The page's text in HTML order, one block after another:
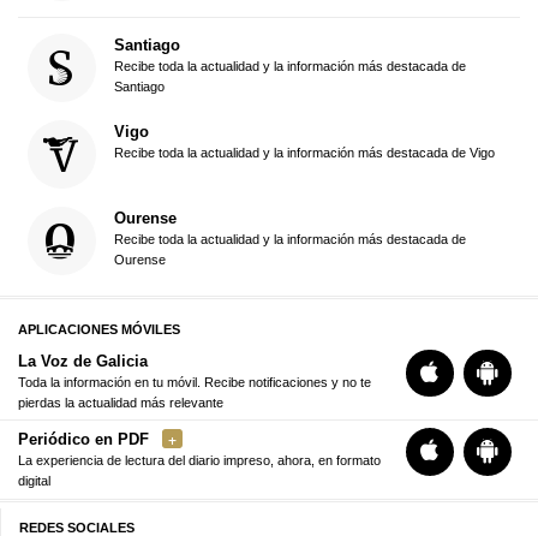
Santiago
Recibe toda la actualidad y la información más destacada de
Santiago
Vigo
Recibe toda la actualidad y la información más destacada de Vigo
Ourense
Recibe toda la actualidad y la información más destacada de
Ourense
APLICACIONES MÓVILES
La Voz de Galicia
Toda la información en tu móvil. Recibe notificaciones y no te
pierdas la actualidad más relevante
Periódico en PDF
La experiencia de lectura del diario impreso, ahora, en formato
digital
REDES SOCIALES